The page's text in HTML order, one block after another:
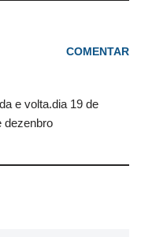
COMENTAR
e volta.dia 19 de
dezenbro